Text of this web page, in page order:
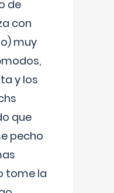
de
con
muy
y los
que
pecho
tome la